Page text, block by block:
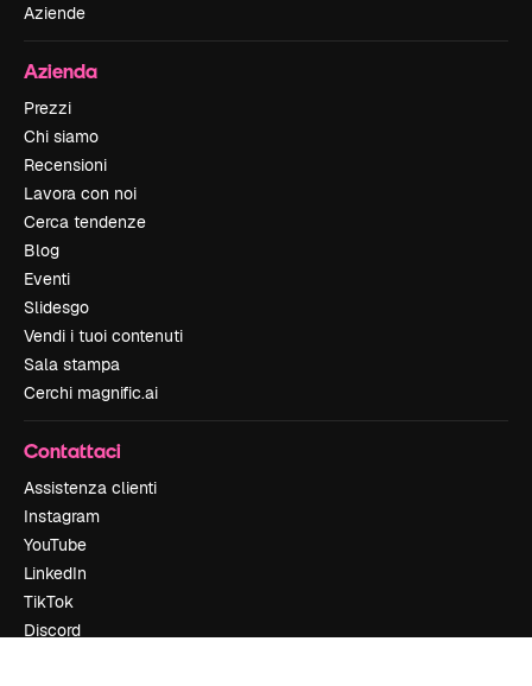
Aziende
Azienda
Prezzi
Chi siamo
Recensioni
Lavora con noi
Cerca tendenze
Blog
Eventi
Slidesgo
Vendi i tuoi contenuti
Sala stampa
Cerchi magnific.ai
Contattaci
Assistenza clienti
Instagram
YouTube
LinkedIn
TikTok
Discord